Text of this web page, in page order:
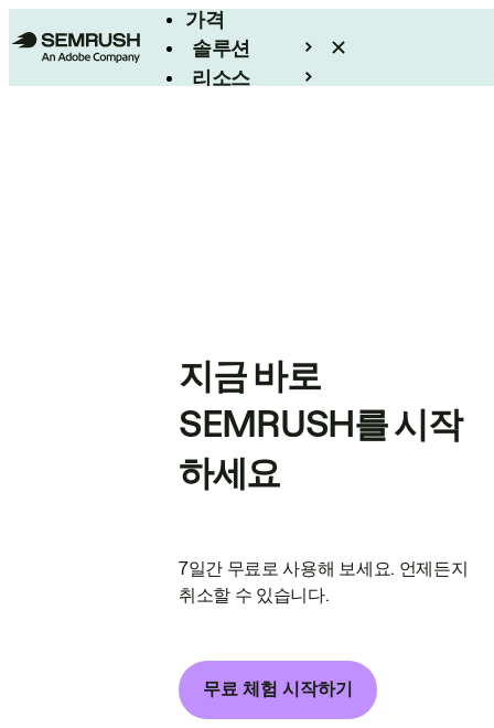
가격
솔루션
리소스
지금 바로
SEMRUSH를 시작
하세요
7일간 무료로 사용해 보세요. 언제든지
취소할 수 있습니다.
무료 체험 시작하기